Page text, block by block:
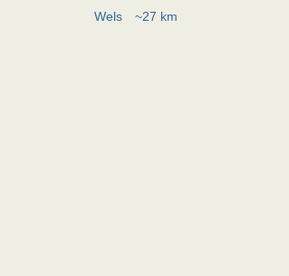
Wels ~27 km